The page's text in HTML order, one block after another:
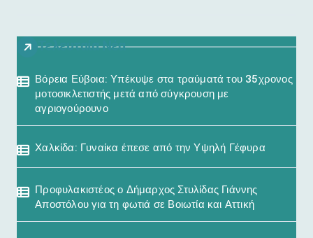
Τελευταία Νέα
Βόρεια Εύβοια: Υπέκυψε στα τραύματά του 35χρονος
μοτοσικλετιστής μετά από σύγκρουση με
αγριογούρουνο
Χαλκίδα: Γυναίκα έπεσε από την Υψηλή Γέφυρα
Προφυλακιστέος ο Δήμαρχος Στυλίδας Γιάννης
Αποστόλου για τη φωτιά σε Βοιωτία και Αττική